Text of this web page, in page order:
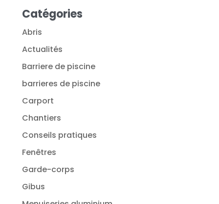
Catégories
Abris
Actualités
Barriere de piscine
barrieres de piscine
Carport
Chantiers
Conseils pratiques
Fenêtres
Garde-corps
Gibus